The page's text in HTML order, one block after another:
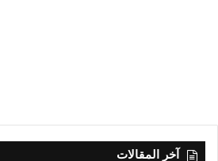
آخر المقالات